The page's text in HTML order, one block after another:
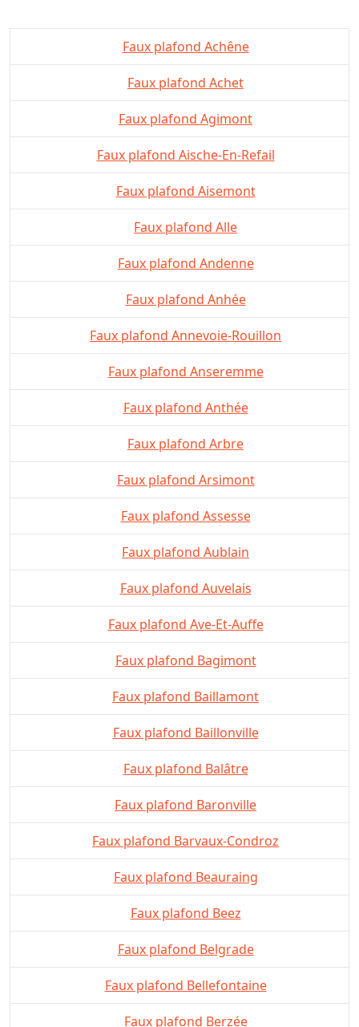
Faux plafond Achêne
Faux plafond Achet
Faux plafond Agimont
Faux plafond Aische-En-Refail
Faux plafond Aisemont
Faux plafond Alle
Faux plafond Andenne
Faux plafond Anhée
Faux plafond Annevoie-Rouillon
Faux plafond Anseremme
Faux plafond Anthée
Faux plafond Arbre
Faux plafond Arsimont
Faux plafond Assesse
Faux plafond Aublain
Faux plafond Auvelais
Faux plafond Ave-Et-Auffe
Faux plafond Bagimont
Faux plafond Baillamont
Faux plafond Baillonville
Faux plafond Balâtre
Faux plafond Baronville
Faux plafond Barvaux-Condroz
Faux plafond Beauraing
Faux plafond Beez
Faux plafond Belgrade
Faux plafond Bellefontaine
Faux plafond Berzée